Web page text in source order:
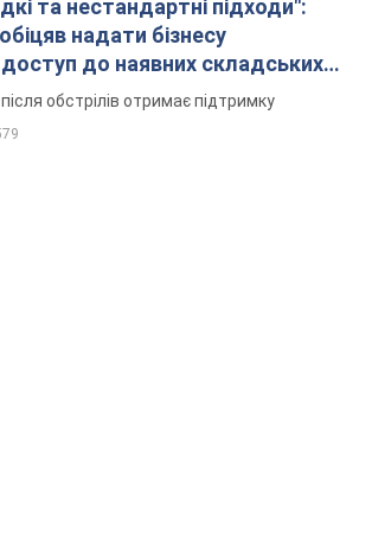
та нестандартні підходи":
надати бізнесу
доступ до наявних складських
обстрілів отримає підтримку